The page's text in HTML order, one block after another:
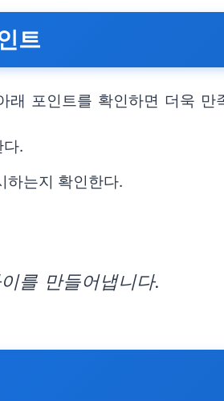
트
포인트를 확인하면 더욱
.
하는지 확인한다.
를 만들어냅니다.